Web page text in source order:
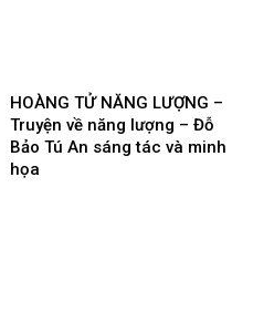
HOÀNG TỬ NĂNG LƯỢNG –
Truyện về năng lượng – Đỗ
Bảo Tú An sáng tác và minh
họa